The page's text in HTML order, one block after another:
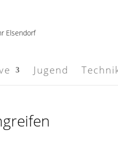
Jugend